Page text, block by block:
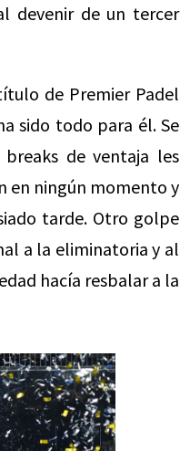
devenir de un tercer
de Premier Padel
sido todo para él. Se
de ventaja les
en ningún momento y
tarde. Otro golpe
a la eliminatoria y al
hacía resbalar a la